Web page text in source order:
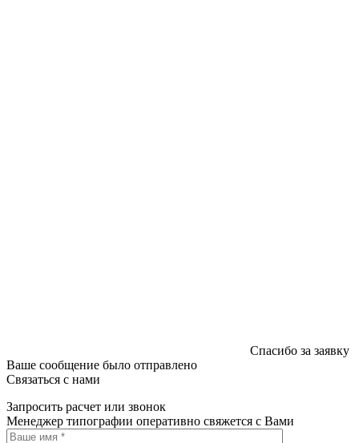
Спасибо за заявку
Ваше сообщение было отправлено
Связаться с нами
Запросить расчет или звонок
Менеджер типографии оперативно свяжется с Вами